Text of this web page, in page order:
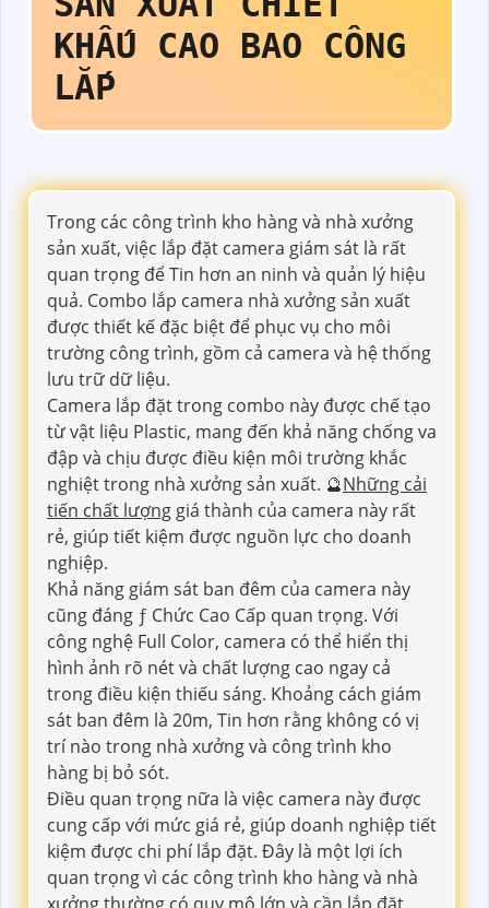
KHẤU CAO BAO CÔNG
LẮP
Trong các công trình kho hàng và nhà xưởng
sản xuất, việc lắp đặt camera giám sát là rất
quan trọng để Tin hơn an ninh và quản lý hiệu
quả. Combo lắp camera nhà xưởng sản xuất
được thiết kế đặc biệt để phục vụ cho môi
trường công trình, gồm cả camera và hệ thống
lưu trữ dữ liệu.
Camera lắp đặt trong combo này được chế tạo
từ vật liệu Plastic, mang đến khả năng chống va
đập và chịu được điều kiện môi trường khắc
nghiệt trong nhà xưởng sản xuất. 🔮Những cải
tiến chất lượng giá thành của camera này rất
rẻ, giúp tiết kiệm được nguồn lực cho doanh
nghiệp.
Khả năng giám sát ban đêm của camera này
cũng đáng ƒ Chức Cao Cấp quan trọng. Với
công nghệ Full Color, camera có thể hiển thị
hình ảnh rõ nét và chất lượng cao ngay cả
trong điều kiện thiếu sáng. Khoảng cách giám
sát ban đêm là 20m, Tin hơn rằng không có vị
trí nào trong nhà xưởng và công trình kho
hàng bị bỏ sót.
Điều quan trọng nữa là việc camera này được
cung cấp với mức giá rẻ, giúp doanh nghiệp tiết
kiệm được chi phí lắp đặt. Đây là một lợi ích
quan trọng vì các công trình kho hàng và nhà